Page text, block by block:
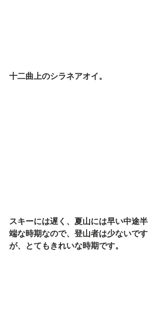
十二曲上のシラネアオイ。
スキーには遅く、夏山には早い中途半
端な時期なので、登山者は少ないです
が、とてもきれいな時期です。